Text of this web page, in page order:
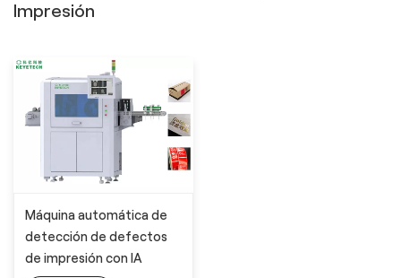
Impresión
Máquina automática de
detección de defectos
de impresión con IA